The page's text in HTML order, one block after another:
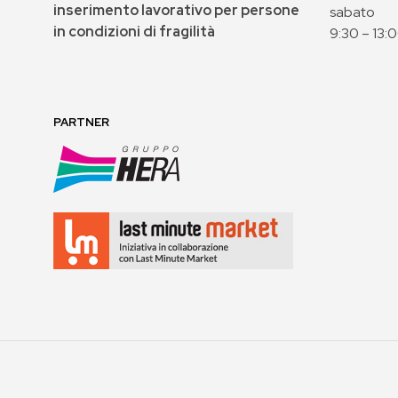
inserimento lavorativo per persone
in condizioni di fragilità
sabato
9:30 –
PARTNER